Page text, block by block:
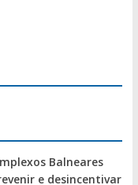
Balneares
e desincentivar